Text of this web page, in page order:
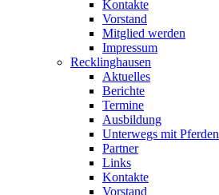
Kontakte
Vorstand
Mitglied werden
Impressum
Recklinghausen
Aktuelles
Berichte
Termine
Ausbildung
Unterwegs mit Pferden
Partner
Links
Kontakte
Vorstand